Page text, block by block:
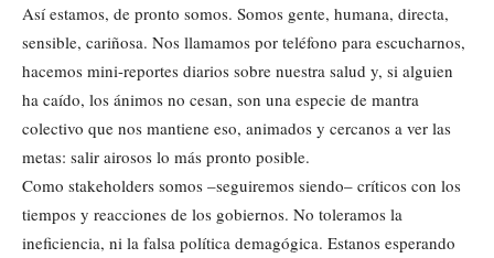
Así estamos, de pronto somos. Somos gente, humana, directa,
sensible, cariñosa. Nos llamamos por teléfono para escucharnos,
hacemos mini-reportes diarios sobre nuestra salud y, si alguien
ha caído, los ánimos no cesan, son una especie de mantra
colectivo que nos mantiene eso, animados y cercanos a ver las
metas: salir airosos lo más pronto posible.
Como stakeholders somos –seguiremos siendo– críticos con los
tiempos y reacciones de los gobiernos. No toleramos la
ineficiencia, ni la falsa política demagógica. Estanos esperando